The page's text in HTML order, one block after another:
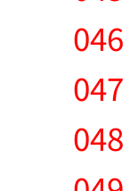
046
047
048